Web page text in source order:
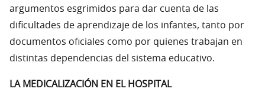
argumentos esgrimidos para dar cuenta de las
dificultades de aprendizaje de los infantes, tanto por
documentos oficiales como por quienes trabajan en
distintas dependencias del sistema educativo.
LA MEDICALIZACIÓN EN EL HOSPITAL